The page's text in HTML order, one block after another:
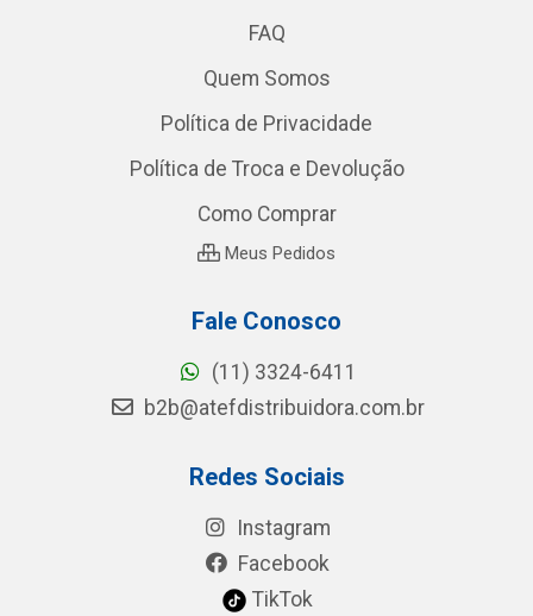
FAQ
Quem Somos
Política de Privacidade
Política de Troca e Devolução
Como Comprar
Meus Pedidos
Fale Conosco
(11) 3324-6411
b2b@atefdistribuidora.com.br
Redes Sociais
Instagram
Facebook
TikTok